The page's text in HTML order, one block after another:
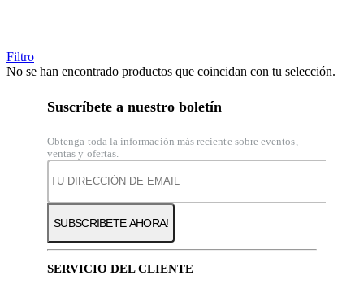
Filtro
No se han encontrado productos que coincidan con tu selección.
Suscríbete a nuestro boletín
Obtenga toda la información más reciente sobre eventos,
ventas y ofertas.
SERVICIO DEL CLIENTE